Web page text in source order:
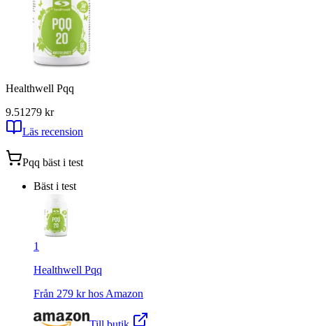
Healthwell Pqq
9.51 279 kr
Läs recension
Pqq bäst i test
Bäst i test
1
Healthwell Pqq
Från 279 kr hos Amazon